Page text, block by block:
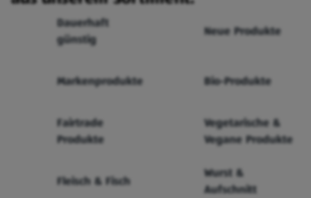
Dauerhaft
günstig
Neue Produkte
Markenprodukte Bio-Produkte
Fairtrade
Produkte
Vegetarische &
Vegane Produkte
Fleisch & Fisch
Wurst &
Aufschnitt